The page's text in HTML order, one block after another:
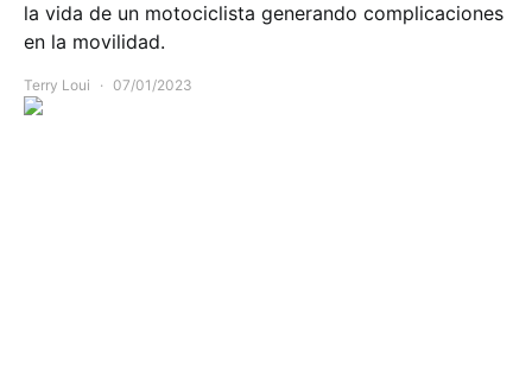
la vida de un motociclista generando complicaciones
en la movilidad.
Terry Loui 07/01/2023